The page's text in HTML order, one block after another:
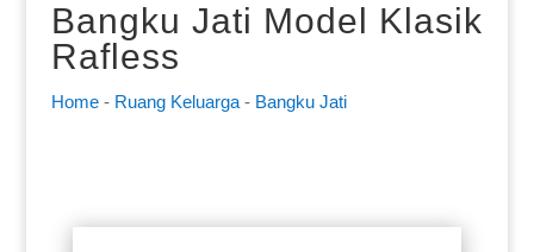
Bangku Jati Model Klasik
Rafless
Home- Ruang Keluarga- Bangku Jati